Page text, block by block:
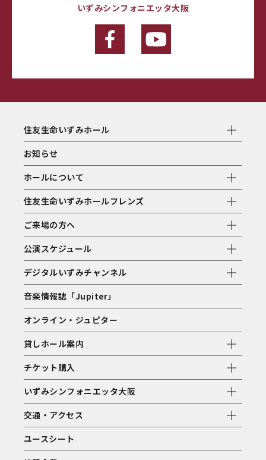
いずみシンフォニエッタ大阪
住友生命いずみホール
お知らせ
ホールについて
住友生命いずみホールフレンズ
ご来場の方へ
公演スケジュール
デジタルいずみチャンネル
音楽情報誌「Jupiter」
オンライン・ジュピター
貸しホール案内
チケット購入
いずみシンフォニエッタ大阪
交通・アクセス
ユースシート